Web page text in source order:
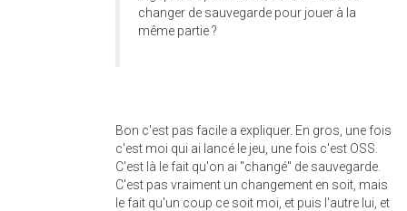
changer de sauvegarde pour jouer à la
même partie ?
Bon c'est pas facile a expliquer. En gros, une fois
c'est moi qui ai lancé le jeu, une fois c'est OSS.
C'est là le fait qu'on ai "changé" de sauvegarde.
C'est pas vraiment un changement en soit, mais
le fait qu'un coup ce soit moi, et puis l'autre lui, et